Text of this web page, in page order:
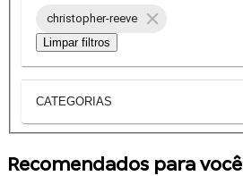
christopher-reeve
Limpar filtros
CATEGORIAS
Recomendados para você